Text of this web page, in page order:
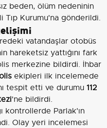
beden, ölüm nedeninin
Kurumu'na gönderildi.
vatandaşlar otobüs
hareketsiz yattığını fark
merkezine bildirdi. İhbar
ekipleri ilk incelemede
tespit etti ve durumu 112
'ne bildirdi.
kontrollerde Parlak'ın
Olay yeri incelemesi